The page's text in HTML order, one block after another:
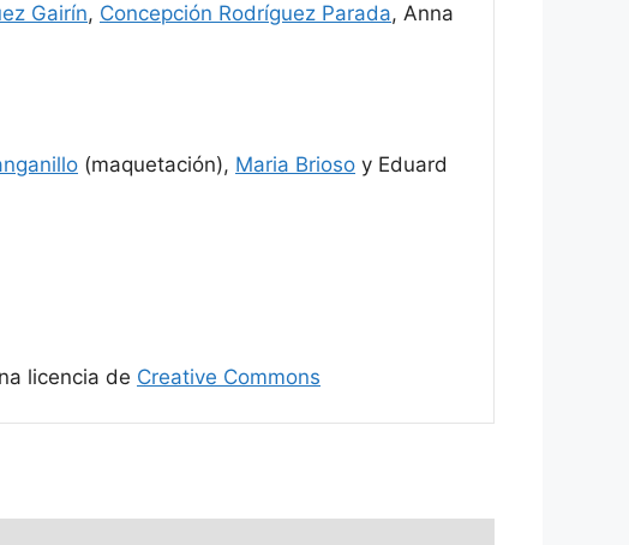
Gairín, Concepción Rodríguez Parada, Anna
(maquetación), Maria Brioso y Eduard
licencia de Creative Commons